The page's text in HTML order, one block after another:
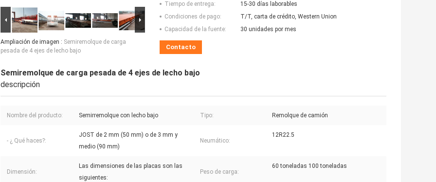
Ampliación de imagen : Semiremolque de carga
pesada de 4 ejes de lecho bajo
Tiempo de entrega:
15-30 días laborables
Condiciones de pago:
T/T, carta de crédito, Western Union
Capacidad de la fuente:
30 unidades por mes
Contacto
Semiremolque de carga pesada de 4 ejes de lecho bajo
descripción
Nombre del producto: Semirremolque con lecho bajo Tipo: Remolque de camión
- ¿ Qué haces?:
JOST de 2 mm (50 mm) o de 3 mm y
medio (90 mm)
Neumático:
12R22.5
Dimensión:
Las dimensiones de las placas son las
siguientes:
Peso de carga:
60 toneladas 100 toneladas